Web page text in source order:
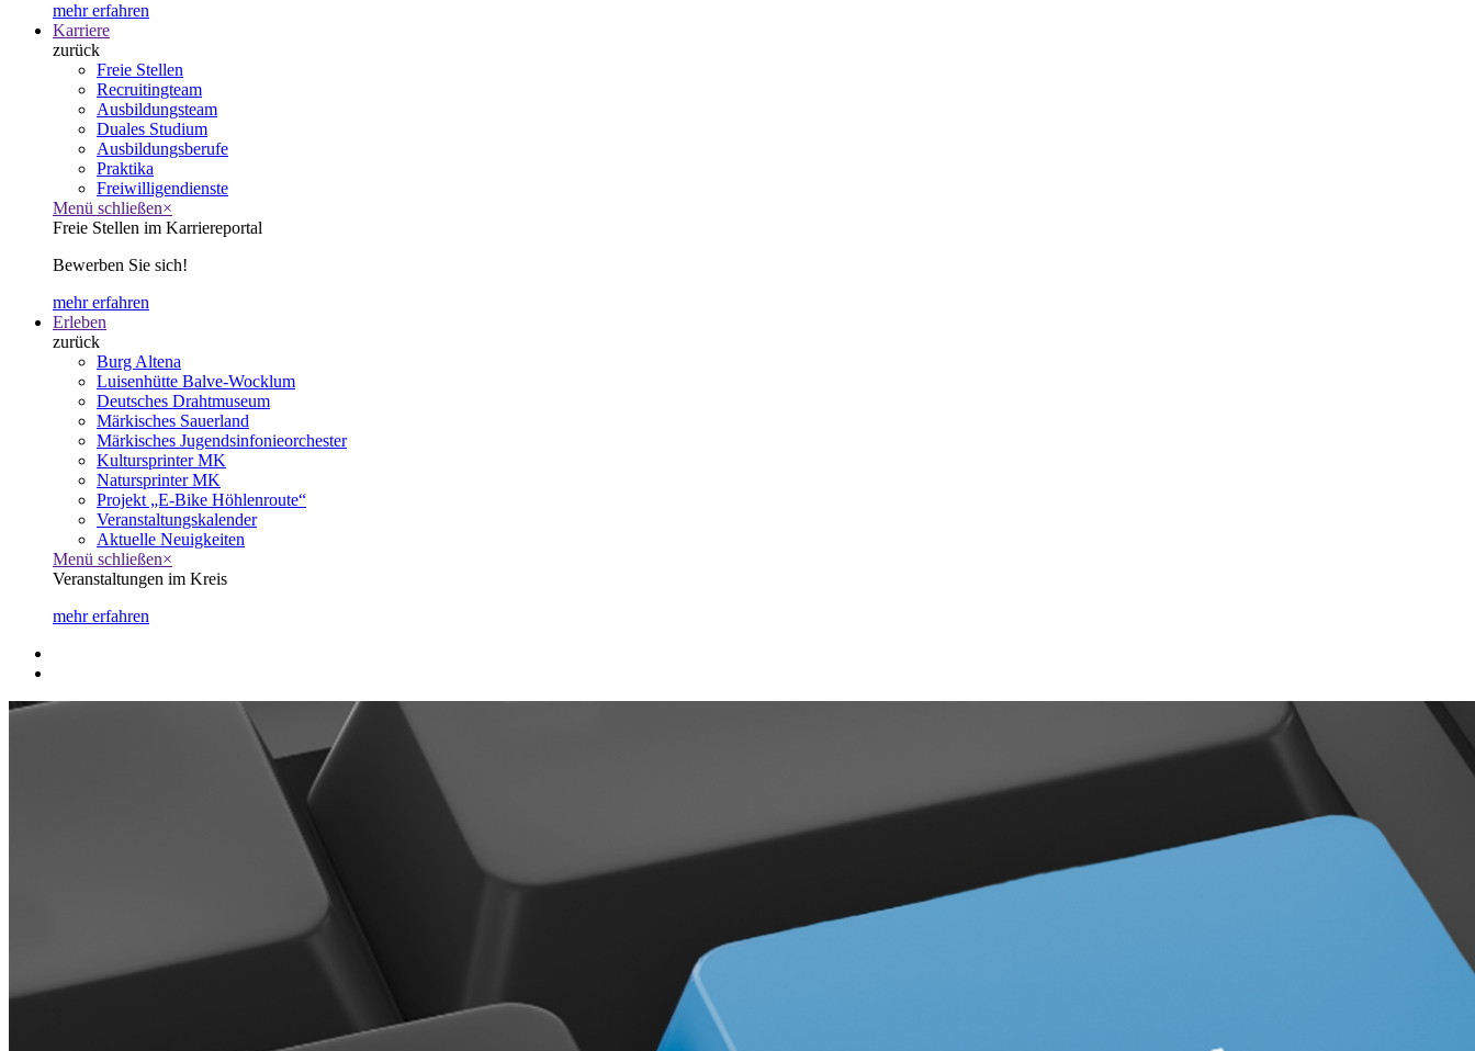
mehr erfahren
Karriere
zurück
Freie Stellen
Recruitingteam
Ausbildungsteam
Duales Studium
Ausbildungsberufe
Praktika
Freiwilligendienste
Menü schließen×
Freie Stellen im Karriereportal
Bewerben Sie sich!
mehr erfahren
Erleben
zurück
Burg Altena
Luisenhütte Balve-Wocklum
Deutsches Drahtmuseum
Märkisches Sauerland
Märkisches Jugendsinfonieorchester
Kultursprinter MK
Natursprinter MK
Projekt „E-Bike Höhlenroute“
Veranstaltungskalender
Aktuelle Neuigkeiten
Menü schließen×
Veranstaltungen im Kreis
mehr erfahren